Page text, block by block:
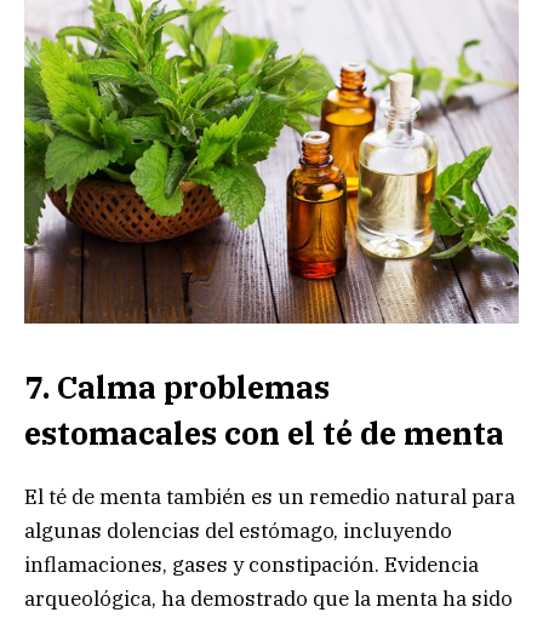
7. Calma problemas
estomacales con el té de menta
El té de menta también es un remedio natural para
algunas dolencias del estómago, incluyendo
inflamaciones, gases y constipación. Evidencia
arqueológica, ha demostrado que la menta ha sido